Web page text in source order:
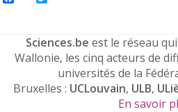
Sciences.be est le réseau
Wallonie, les cinq acteurs de
universités de la
Bruxelles : UCLouvain, ULB,
En savoir